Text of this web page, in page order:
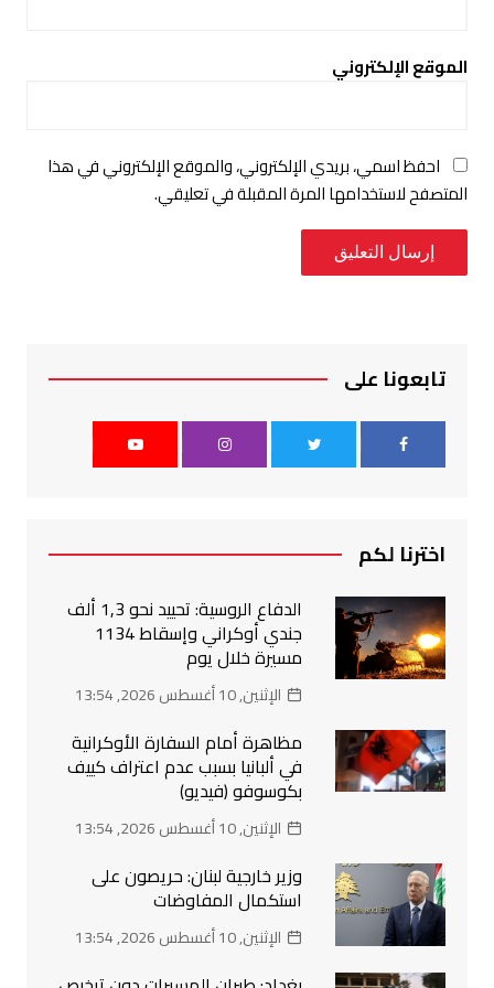
الموقع الإلكتروني
احفظ اسمي، بريدي الإلكتروني، والموقع الإلكتروني في هذا
المتصفح لاستخدامها المرة المقبلة في تعليقي.
تابعونا على
اخترنا لكم
الدفاع الروسية: تحييد نحو 1,3 ألف
جندي أوكراني وإسقاط 1134
مسيرة خلال يوم
الإثنين, 10 أغسطس 2026, 13:54
مظاهرة أمام السفارة الأوكرانية
في ألبانيا بسبب عدم اعتراف كييف
بكوسوفو (فيديو)
الإثنين, 10 أغسطس 2026, 13:54
وزير خارجية لبنان: حريصون على
استكمال المفاوضات
الإثنين, 10 أغسطس 2026, 13:54